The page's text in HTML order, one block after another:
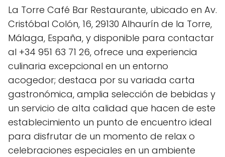
La Torre Café Bar Restaurante, ubicado en Av.
Cristóbal Colón, 16, 29130 Alhaurín de la Torre,
Málaga, España, y disponible para contactar
al +34 951 63 71 26, ofrece una experiencia
culinaria excepcional en un entorno
acogedor; destaca por su variada carta
gastronómica, amplia selección de bebidas y
un servicio de alta calidad que hacen de este
establecimiento un punto de encuentro ideal
para disfrutar de un momento de relax o
celebraciones especiales en un ambiente